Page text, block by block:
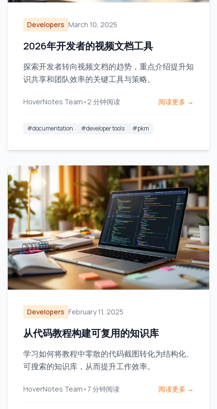
Developers March 10, 2025
2026年开发者的视频文档工具
探索开发者转向视频文档的趋势，重点介绍提升知
识共享和团队效率的关键工具与策略。
HoverNotes Team • 2 分钟阅读 阅读更多 →
#documentation #developer tools #pkm
Developers February 11, 2025
从代码教程构建可复用的知识库
学习如何将教程中零散的代码截图转化为结构化、
可搜索的知识库，从而提升工作效率。
HoverNotes Team • 7 分钟阅读 阅读更多 →